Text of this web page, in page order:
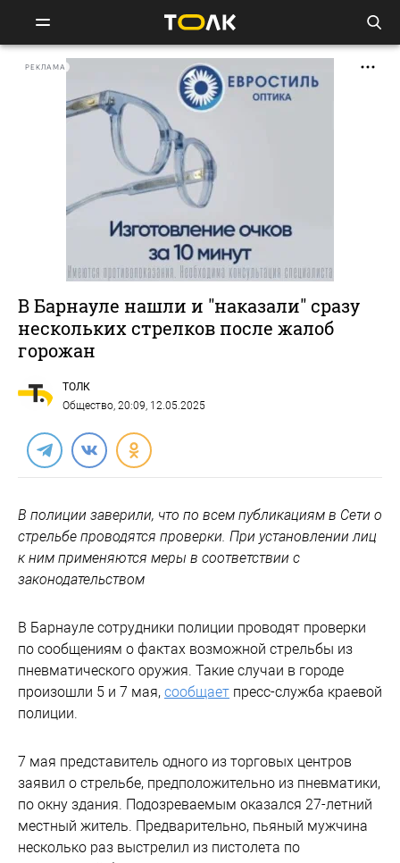
РЕКЛАМА
В Барнауле нашли и "наказали" сразу
нескольких стрелков после жалоб
горожан
ТОЛК
Общество, 20:09, 12.05.2025
В полиции заверили, что по всем публикациям в Сети о
стрельбе проводятся проверки. При установлении лиц
к ним применяются меры в соответствии с
законодательством
В Барнауле сотрудники полиции проводят проверки
по сообщениям о фактах возможной стрельбы из
пневматического оружия. Такие случаи в городе
произошли 5 и 7 мая, сообщает пресс-служба краевой
полиции.
7 мая представитель одного из торговых центров
заявил о стрельбе, предположительно из пневматики,
по окну здания. Подозреваемым оказался 27-летний
местный житель. Предварительно, пьяный мужчина
несколько раз выстрелил из пистолета по